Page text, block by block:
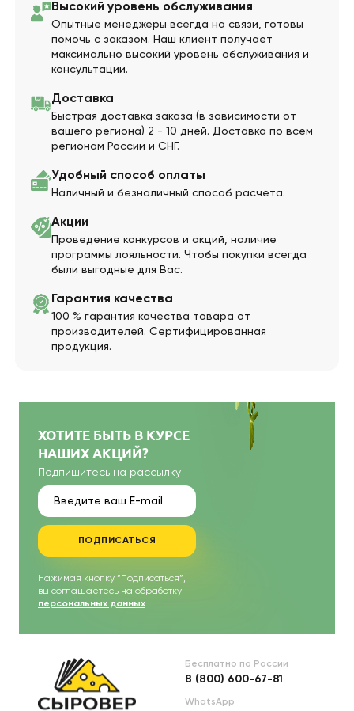
Высокий уровень обслуживания
Опытные менеджеры всегда на связи, готовы
помочь с заказом. Наш клиент получает
максимально высокий уровень обслуживания и
консультации.
Доставка
Быстрая доставка заказа (в зависимости от
вашего региона) 2 - 10 дней. Доставка по всем
регионам России и СНГ.
Удобный способ оплаты
Наличный и безналичный способ расчета.
Акции
Проведение конкурсов и акций, наличие
программы лояльности. Чтобы покупки всегда
были выгодные для Вас.
Гарантия качества
100 % гарантия качества товара от
производителей. Сертифицированная
продукция.
ХОТИТЕ БЫТЬ В КУРСЕ
НАШИХ АКЦИЙ?
Подпишитесь на рассылку
ПОДПИСАТЬСЯ
Нажимая кнопку “Подписаться”,
вы соглашаетесь на обработку
персональных данных
Бесплатно по России
8 (800) 600-67-81
WhatsApp